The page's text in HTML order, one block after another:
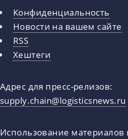
Конфиденциальность
Новости на вашем сайте
RSS
Хештеги
Адрес для пресс-релизов:
supply.chain@logisticsnews.ru
Использование